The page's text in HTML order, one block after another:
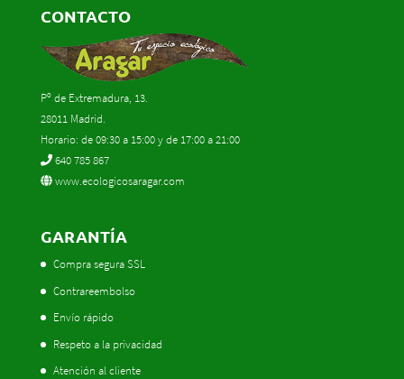
CONTACTO
Pº de Extremadura, 13.
28011 Madrid.
Horario: de 09:30 a 15:00 y de 17:00 a 21:00
640 785 867
www.ecologicosaragar.com
GARANTÍA
Compra segura SSL
Contrareembolso
Envío rápido
Respeto a la privacidad
Atención al cliente